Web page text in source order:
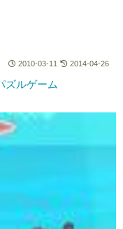
2010-03-11 2014-04-26
ズルゲーム